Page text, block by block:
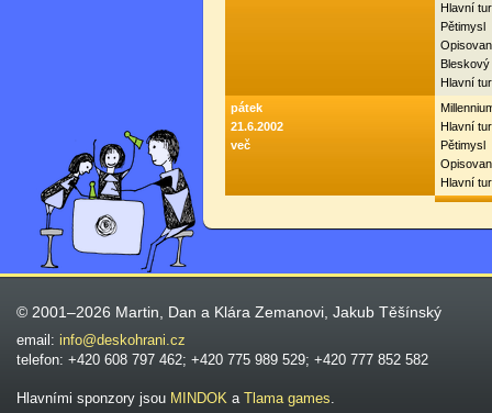
Hlavní
Pětimysl
Hlavní
pátek
21.6.2002
več
Hlavní
Pětimysl
Hlavní
© 2001–2026 Martin, Dan a Klára Zemanovi, Jakub Těšínský
email: info@deskohrani.cz
telefon: +420 608 797 462; +420 775 989 529; +420 777 852 582
Hlavními sponzory jsou MINDOK a Tlama games.